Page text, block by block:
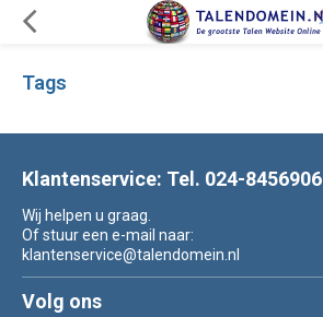
Tags
Klantenservice: Tel. 024-8456906
Wij helpen u graag.
Of stuur een e-mail naar:
klantenservice@talendomein.nl
Volg ons